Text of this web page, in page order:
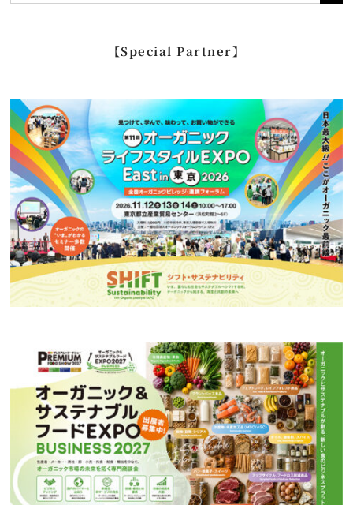
【Special Partner】